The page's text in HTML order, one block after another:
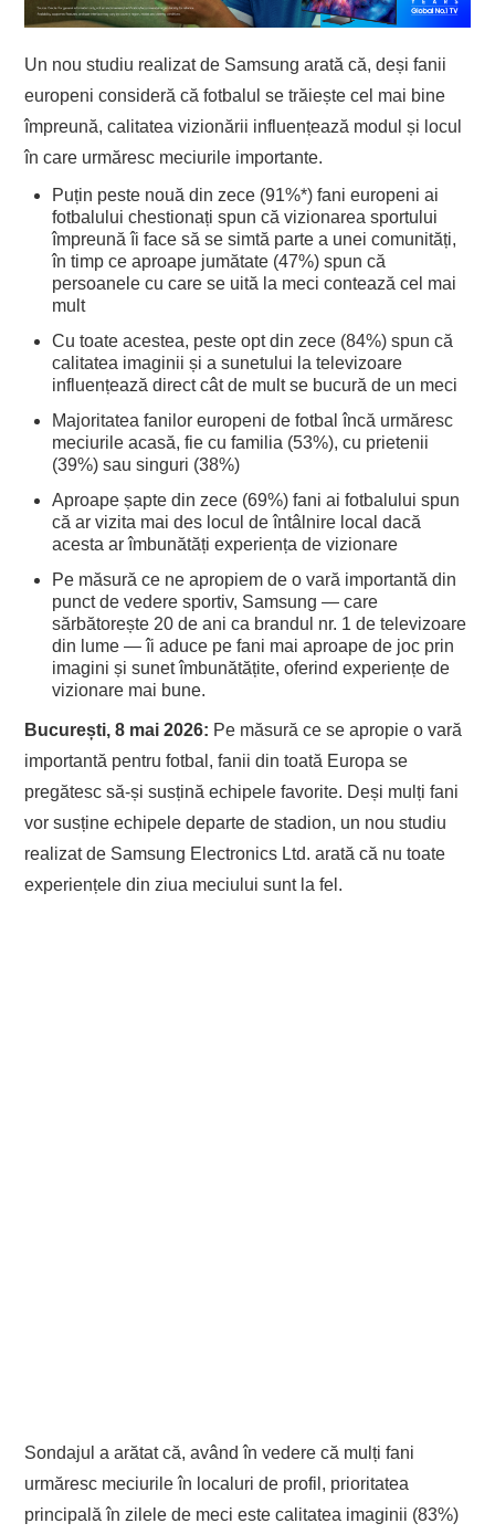
Un nou studiu realizat de Samsung arată că, deși fanii
europeni consideră că fotbalul se trăiește cel mai bine
împreună, calitatea vizionării influențează modul și locul
în care urmăresc meciurile importante.
Puțin peste nouă din zece (91%*) fani europeni ai
fotbalului chestionați spun că vizionarea sportului
împreună îi face să se simtă parte a unei comunități,
în timp ce aproape jumătate (47%) spun că
persoanele cu care se uită la meci contează cel mai
mult
Cu toate acestea, peste opt din zece (84%) spun că
calitatea imaginii și a sunetului la televizoare
influențează direct cât de mult se bucură de un meci
Majoritatea fanilor europeni de fotbal încă urmăresc
meciurile acasă, fie cu familia (53%), cu prietenii
(39%) sau singuri (38%)
Aproape șapte din zece (69%) fani ai fotbalului spun
că ar vizita mai des locul de întâlnire local dacă
acesta ar îmbunătăți experiența de vizionare
Pe măsură ce ne apropiem de o vară importantă din
punct de vedere sportiv, Samsung — care
sărbătorește 20 de ani ca brandul nr. 1 de televizoare
din lume — îi aduce pe fani mai aproape de joc prin
imagini și sunet îmbunătățite, oferind experiențe de
vizionare mai bune.
București, 8 mai 2026: Pe măsură ce se apropie o vară
importantă pentru fotbal, fanii din toată Europa se
pregătesc să-și susțină echipele favorite. Deși mulți fani
vor susține echipele departe de stadion, un nou studiu
realizat de Samsung Electronics Ltd. arată că nu toate
experiențele din ziua meciului sunt la fel.
Sondajul a arătat că, având în vedere că mulți fani
urmăresc meciurile în localuri de profil, prioritatea
principală în zilele de meci este calitatea imaginii (83%)